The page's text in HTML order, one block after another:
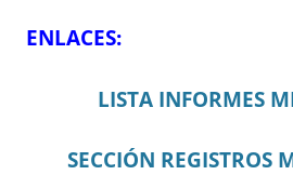
ENLACES:
LISTA INFORMES
SECCIÓN REGISTROS